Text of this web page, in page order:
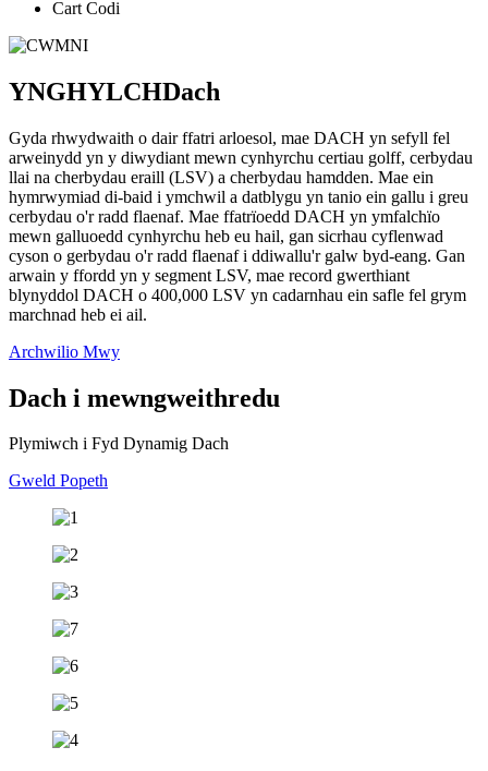
Cart Codi
YNGHYLCHDach
Gyda rhwydwaith o dair ffatri arloesol, mae DACH yn sefyll fel
arweinydd yn y diwydiant mewn cynhyrchu certiau golff, cerbydau
llai na cherbydau eraill (LSV) a cherbydau hamdden. Mae ein
hymrwymiad di-baid i ymchwil a datblygu yn tanio ein gallu i greu
cerbydau o'r radd flaenaf. Mae ffatrïoedd DACH yn ymfalchïo
mewn galluoedd cynhyrchu heb eu hail, gan sicrhau cyflenwad
cyson o gerbydau o'r radd flaenaf i ddiwallu'r galw byd-eang. Gan
arwain y ffordd yn y segment LSV, mae record gwerthiant
blynyddol DACH o 400,000 LSV yn cadarnhau ein safle fel grym
marchnad heb ei ail.
Archwilio Mwy
Dach i mewngweithredu
Plymiwch i Fyd Dynamig Dach
Gweld Popeth